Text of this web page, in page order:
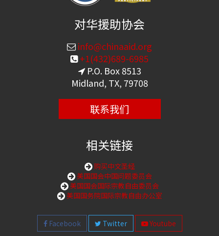
对华援助协会
info@chinaaid.org
+1(432)689-6985
P.O. Box 8513
Midland, TX, 79708
联系我们
相关链接
购买中文圣经
美国国会中国问题委员会
美国国会国际宗教自由委员会
美国国务院国际宗教自由办公室
Facebook Twitter Youtube